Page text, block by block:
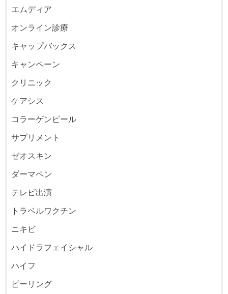
エムディア
オンライン診療
キャップバックス
キャンペーン
クリニック
ケアシス
コラーゲンピール
サプリメント
ゼオスキン
ダーマペン
テレビ出演
トラベルワクチン
ニキビ
ハイドラフェイシャル
ハイフ
ピーリング